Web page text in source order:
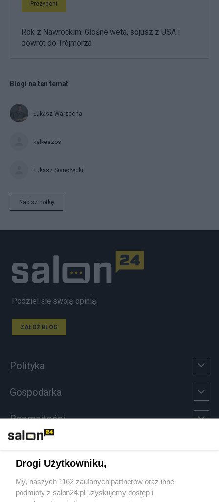
Prezydent
Rok z Nawrockim. Głośne weta, sojusz z USA i
powrót do Trójmorza
Blogi na ten temat
Łukasz Warzecha
kelkeszos
Łukasz Sianożęcki
Napisz notkę
Podziel się swoją opinią
ZAŁÓŻ BLOG
Polityka
Gospodarka
Rozmaitości
Sport
Społeczeństwo
Drogi Użytkowniku,
My, naszych 1162 zaufanych partnerów oraz inne
podmioty z salon24.pl uzyskujemy dostęp i